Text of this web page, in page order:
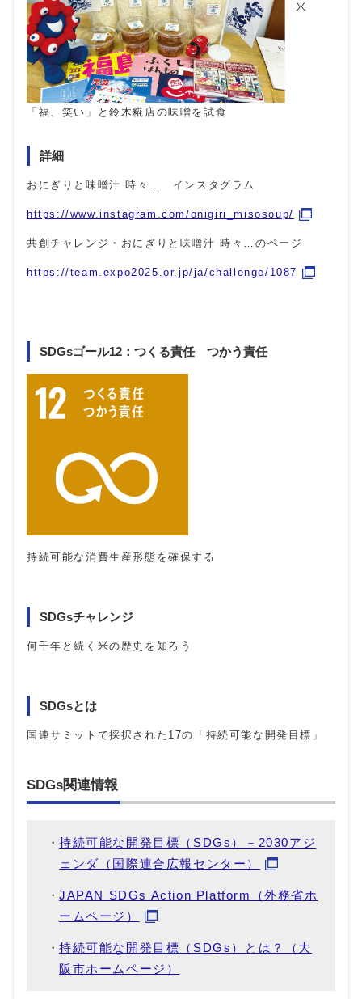
米
「福、笑い」と鈴木糀店の味噌を試食
詳細
おにぎりと味噌汁 時々 インスタグラム
https://www.instagram.com/onigiri_misosoup/
共創チャレンジ・おにぎりと味噌汁 時々 …のページ
https://team.expo2025.or.jp/ja/challenge/1087
SDGsゴール12：つくる責任 つかう責任
持続可能な消費生産形態を確保する
SDGsチャレンジ
何千年と続く米の歴史を知ろう
SDGsとは
国連サミットで採択された17の「持続可能な開発目標」
SDGs関連情報
持続可能な開発目標（SDGs）－2030アジ
ェンダ（国際連合広報センター）
JAPAN SDGs Action Platform（外務省ホ
ームページ）
持続可能な開発目標（SDGs）とは？（大
阪市ホームページ）